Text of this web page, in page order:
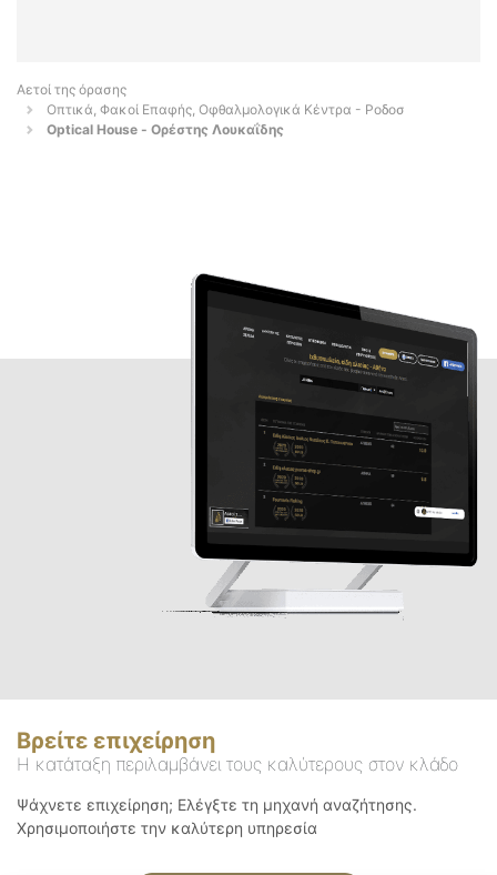
Αετοί της όρασης
Οπτικά, Φακοί Επαφής, Οφθαλμολογικά Κέντρα - Ροδοσ
Optical House - Ορέστης Λουκαΐδης
Βρείτε επιχείρηση
Η κατάταξη περιλαμβάνει τους καλύτερους στον κλάδο
Ψάχνετε επιχείρηση; Ελέγξτε τη μηχανή αναζήτησης.
Χρησιμοποιήστε την καλύτερη υπηρεσία